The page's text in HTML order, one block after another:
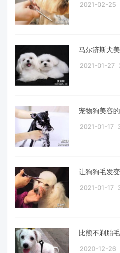
2021-02-25
马尔济斯犬
2021-01-27
宠物狗美容
2021-01-17
让狗狗毛发
2021-01-17
比熊不剃胎
2020-12-26